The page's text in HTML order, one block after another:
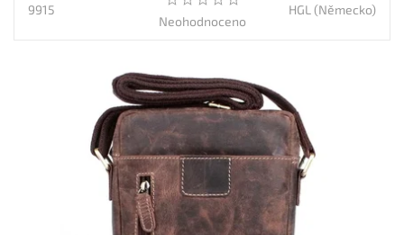
9915
Neohodnoceno
HGL (Německo)